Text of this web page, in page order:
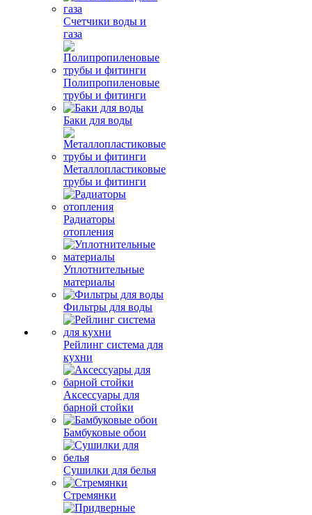
Счетчики воды и
газа
Полипропиленовые
трубы и фитинги
Баки для воды
Металлопластиковые
трубы и фитинги
Радиаторы
отопления
Уплотнительные
материалы
Фильтры для воды
Рейлинг система для
кухни
Аксессуары для
барной стойки
Бамбуковые обои
Сушилки для белья
Стремянки